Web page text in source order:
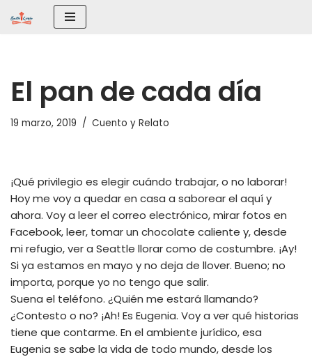
El pan de cada día
19 marzo, 2019 Cuento y Relato
¡Qué privilegio es elegir cuándo trabajar, o no laborar!
Hoy me voy a quedar en casa a saborear el aquí y
ahora. Voy a leer el correo electrónico, mirar fotos en
Facebook, leer, tomar un chocolate caliente y, desde
mi refugio, ver a Seattle llorar como de costumbre. ¡Ay!
Si ya estamos en mayo y no deja de llover. Bueno; no
importa, porque yo no tengo que salir.
Suena el teléfono. ¿Quién me estará llamando?
¿Contesto o no? ¡Ah! Es Eugenia. Voy a ver qué historias
tiene que contarme. En el ambiente jurídico, esa
Eugenia se sabe la vida de todo mundo, desde los